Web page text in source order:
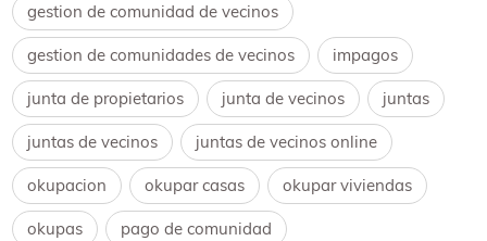
gestion de comunidad de vecinos
gestion de comunidades de vecinos impagos
junta de propietarios junta de vecinos juntas
juntas de vecinos juntas de vecinos online
okupacion okupar casas okupar viviendas
okupas pago de comunidad